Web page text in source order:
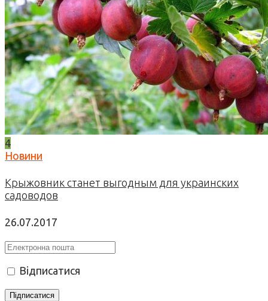
4
Новини
Крыжовник станет выгодным для украинских
садоводов
26.07.2017
Відписатися